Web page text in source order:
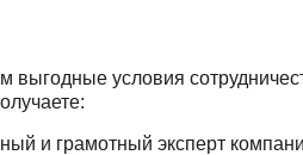
выгодные условия
и грамотный эксперт